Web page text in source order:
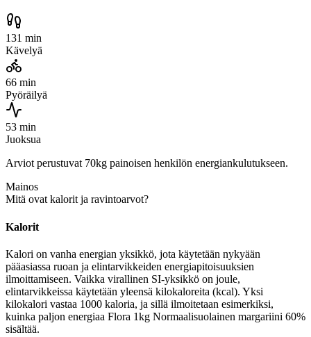
131 min
Kävelyä
66 min
Pyöräilyä
53 min
Juoksua
Arviot perustuvat 70kg painoisen henkilön energiankulutukseen.
Mainos
Mitä ovat kalorit ja ravintoarvot?
Kalorit
Kalori on vanha energian yksikkö, jota käytetään nykyään
pääasiassa ruoan ja elintarvikkeiden energiapitoisuuksien
ilmoittamiseen. Vaikka virallinen SI-yksikkö on joule,
elintarvikkeissa käytetään yleensä kilokaloreita (kcal). Yksi
kilokalori vastaa 1000 kaloria, ja sillä ilmoitetaan esimerkiksi,
kuinka paljon energiaa Flora 1kg Normaalisuolainen margariini 60%
sisältää.